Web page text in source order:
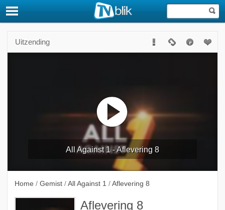
Uitzending
All Against 1 - Aflevering 8
Home / Gemist / All Against 1 / Aflevering 8
Aflevering 8